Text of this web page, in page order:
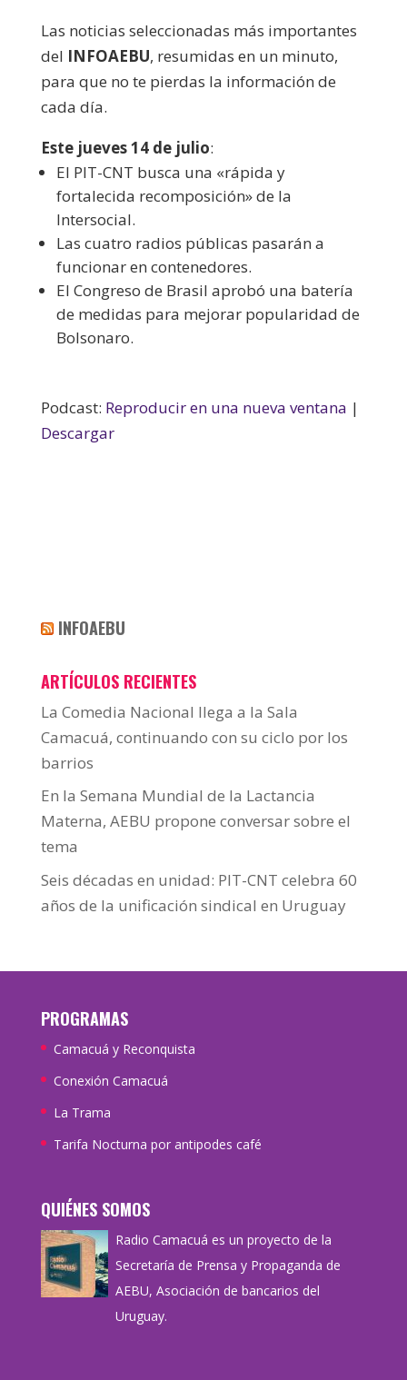
Las noticias seleccionadas más importantes
del INFOAEBU, resumidas en un minuto,
para que no te pierdas la información de
cada día.
Este jueves 14 de julio:
El PIT-CNT busca una «rápida y
fortalecida recomposición» de la
Intersocial.
Las cuatro radios públicas pasarán a
funcionar en contenedores.
El Congreso de Brasil aprobó una batería
de medidas para mejorar popularidad de
Bolsonaro.
Podcast: Reproducir en una nueva ventana |
Descargar
INFOAEBU
ARTÍCULOS RECIENTES
La Comedia Nacional llega a la Sala
Camacuá, continuando con su ciclo por los
barrios
En la Semana Mundial de la Lactancia
Materna, AEBU propone conversar sobre el
tema
Seis décadas en unidad: PIT-CNT celebra 60
años de la unificación sindical en Uruguay
PROGRAMAS
Camacuá y Reconquista
Conexión Camacuá
La Trama
Tarifa Nocturna por antipodes café
QUIÉNES SOMOS
Radio Camacuá es un proyecto de la
Secretaría de Prensa y Propaganda de
AEBU, Asociación de bancarios del
Uruguay.